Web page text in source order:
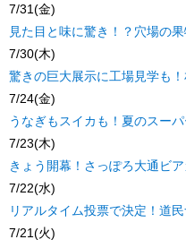
7/31(金)
見た目と味に驚き！？穴場の
7/30(木)
驚きの巨大展示に工場見学も
7/24(金)
うなぎもスイカも！夏のスー
7/23(木)
きょう開幕！さっぽろ大通ビ
7/22(水)
リアルタイム投票で決定！道
7/21(火)